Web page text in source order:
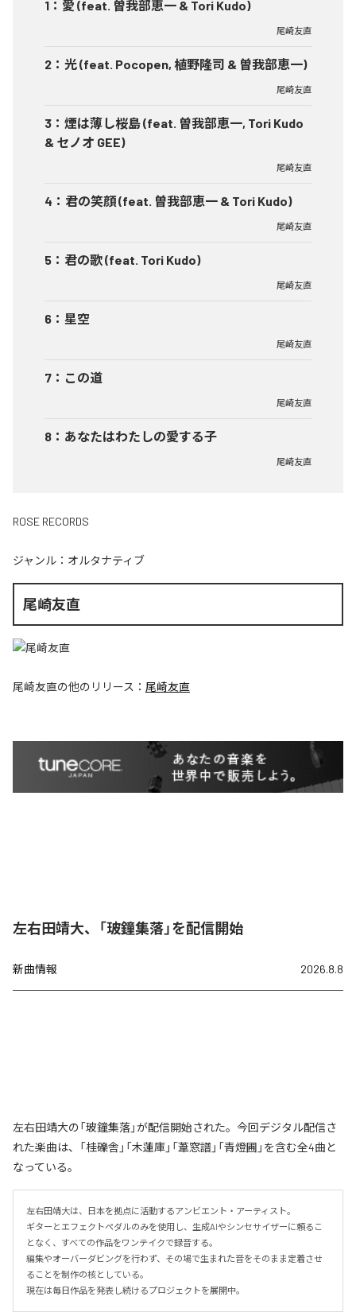
1 ： 愛 (feat. 曽我部恵一 & Tori Kudo)
尾崎友直
2 ： 光 (feat. Pocopen, 植野隆司 & 曽我部恵一)
尾崎友直
3 ： 煙は薄し桜島 (feat. 曽我部恵一, Tori Kudo
& セノオ GEE)
尾崎友直
4 ： 君の笑顔 (feat. 曽我部恵一 & Tori Kudo)
尾崎友直
5 ： 君の歌 (feat. Tori Kudo)
尾崎友直
6 ： 星空
尾崎友直
7 ： この道
尾崎友直
8 ： あなたはわたしの愛する子
尾崎友直
ROSE RECORDS
ジャンル： オルタナティブ
尾崎友直
尾崎友直の他のリリース： 尾崎友直
左右田靖大、「玻鐘集落」を配信開始
新曲情報 2026.8.8
左右田靖大の「玻鐘集落」が配信開始された。今回デジタル配信さ
れた楽曲は、「桂礫舎」「木蓮庫」「葦窓譜」「青燈圃」を含む全4曲と
なっている。
左右田靖大は、日本を拠点に活動するアンビエント・アーティスト。
ギターとエフェクトペダルのみを使用し、生成AIやシンセサイザーに頼るこ
となく、すべての作品をワンテイクで録音する。
編集やオーバーダビングを行わず、その場で生まれた音をそのまま定着させ
ることを制作の核としている。
現在は毎日作品を発表し続けるプロジェクトを展開中。